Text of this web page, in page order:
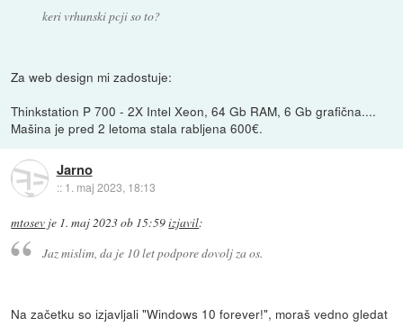
keri vrhunski pcji so to?
Za web design mi zadostuje:
Thinkstation P 700 - 2X Intel Xeon, 64 Gb RAM, 6 Gb grafična....
Mašina je pred 2 letoma stala rabljena 600€.
Jarno
:: 1. maj 2023, 18:13
mtosev je 1. maj 2023 ob 15:59izjavil:
Jaz mislim, da je 10 let podpore dovolj za os.
Na začetku so izjavljali "Windows 10 forever!", moraš vedno gledat